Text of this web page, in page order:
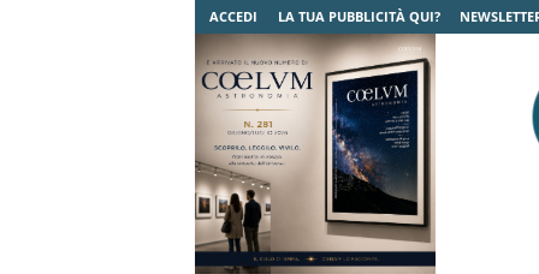
ACCEDI LA TUA PUBBLICITÀ QUI?